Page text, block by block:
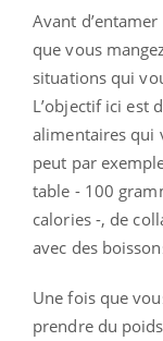
Avant
que vous
situations qui
L’objectif ici est
alimentaires qui
peut par
table - 100
calories -, de
avec des
Une fois que
prendre du